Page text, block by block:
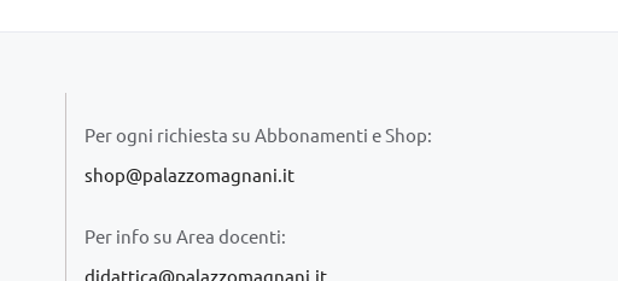
Per ogni richiesta su Abbonamenti e Shop:
shop@palazzomagnani.it
Per info su Area docenti:
didattica@palazzomagnani.it